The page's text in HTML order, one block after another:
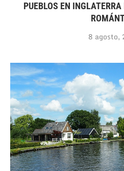
PUEBLOS EN
8 agosto,